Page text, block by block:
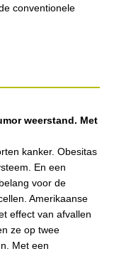
conventionele
weerstand. Met
kanker. Obesitas
En een
voor de
Amerikaanse
effect van afvallen
ze op twee
Met een